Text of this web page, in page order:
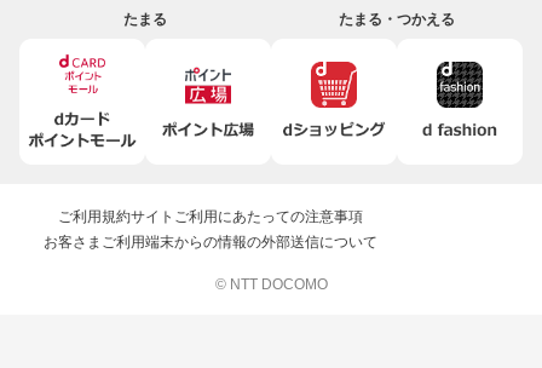
たまる たまる・つかえる
ご利用規約サイトご利用にあたっての注意事項
お客さまご利用端末からの情報の外部送信について
© NTT DOCOMO